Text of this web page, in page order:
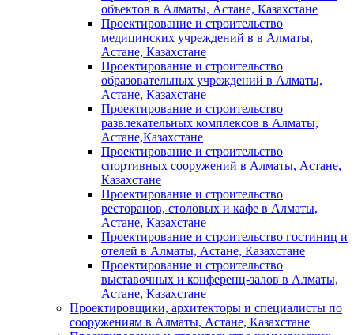
объектов в Алматы, Астане, Казахстане
Проектирование и строительство
медицинских учреждений в в Алматы,
Астане, Казахстане
Проектирование и строительство
образовательных учреждений в Алматы,
Астане, Казахстане
Проектирование и строительство
развлекательных комплексов в Алматы,
Астане,Казахстане
Проектирование и строительство
спортивных сооружений в Алматы, Астане,
Казахстане
Проектирование и строительство
ресторанов, столовых и кафе в Алматы,
Астане, Казахстане
Проектирование и строительство гостиниц и
отелей в Алматы, Астане, Казахстане
Проектирование и строительство
выставочных и конференц-залов в Алматы,
Астане, Казахстане
Проектировщики, архитекторы и специалисты по
сооружениям в Алматы, Астане, Казахстане